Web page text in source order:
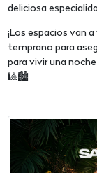
deliciosa
¡Los espacios van
temprano para
para vivir una
🎱🏙️